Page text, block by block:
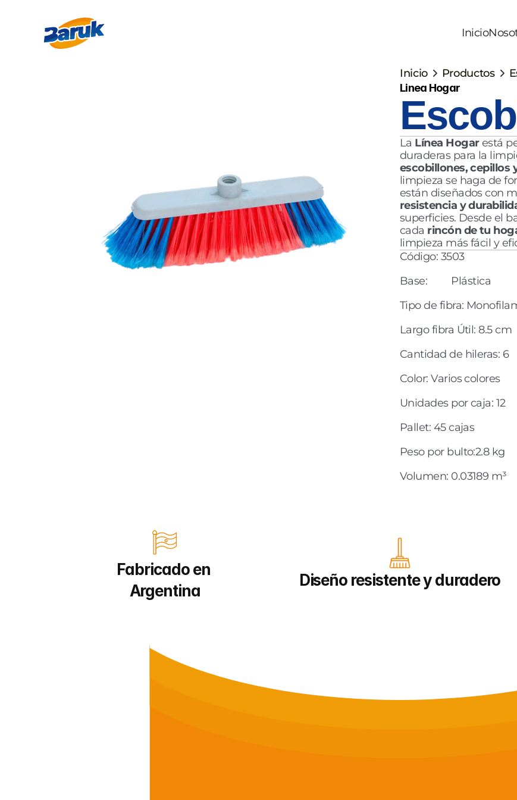
Inicio
Inicio Productos
Linea Hogar
La Línea Hogar está
escobillones, cepillos
limpieza se haga de
resistencia y
superficies. Desde el
cada rincón de tu
limpieza más fácil y
Código: 3503
Base:         Plástica
Tipo de fibra:
Largo fibra Útil: 8.5 cm
Cantidad de hileras: 6
Color: Varios colores
Unidades por caja: 12
Pallet: 45 cajas
Peso por bulto:2.8 kg
Volumen: 0.03189 m³
Fabricado en
Argentina
Diseño resistente y duradero